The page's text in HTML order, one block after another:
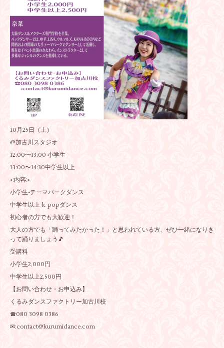
10月25日（土）
@加古川スタジオ
12:00〜13:00 小学生
13:00〜14:30中学生以上
<内容>
小学生-テーマパークダンス
中学生以上-k-popダンス
初心者の方でも大歓迎！
大人の方でも「踊ってみたかった！」と思われている方、ぜひ一緒になりき
って踊りましょう🎵
受講料
小学生2,000円
中学生以上2,500円
【お問い合わせ・お申込み】
くるみダンスファクトリー加古川校
☎080 3098 0386
✉:contact@kurumidance.com